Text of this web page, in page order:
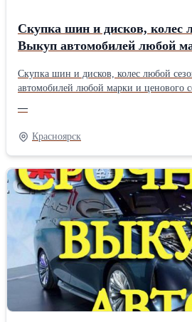
Скупка шин и дисков, колес
Выкуп автомобилей любой
Скупка шин и дисков, колес любой
автомобилей любой марки и ценового
—
Красноярск